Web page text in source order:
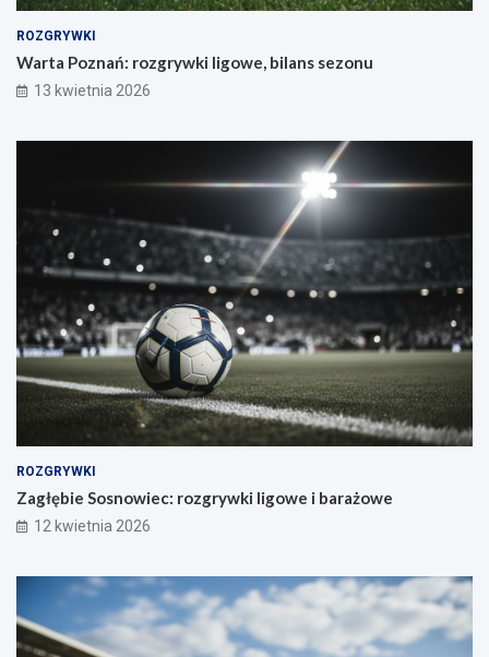
ROZGRYWKI
Warta Poznań: rozgrywki ligowe, bilans sezonu
13 kwietnia 2026
ROZGRYWKI
Zagłębie Sosnowiec: rozgrywki ligowe i barażowe
12 kwietnia 2026